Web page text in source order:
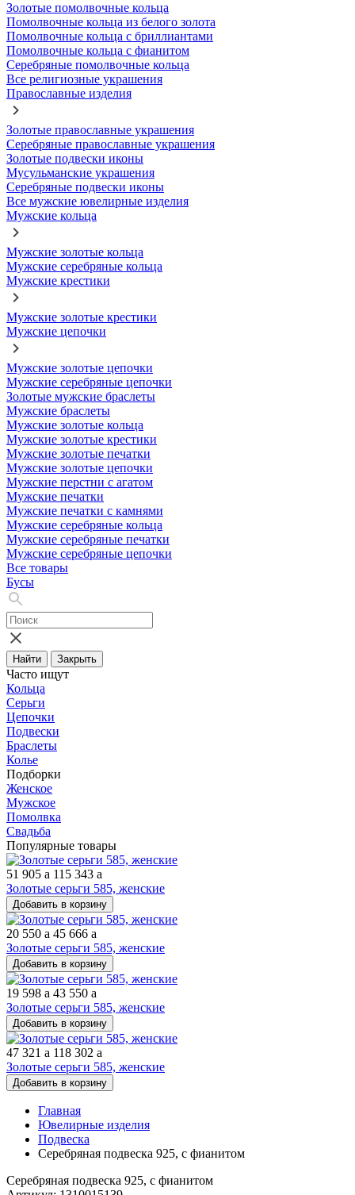
Золотые помолвочные кольца
Помолвочные кольца из белого золота
Помолвочные кольца с бриллиантами
Помолвочные кольца с фианитом
Серебряные помолвочные кольца
Все религиозные украшения
Православные изделия
Золотые православные украшения
Серебряные православные украшения
Золотые подвески иконы
Мусульманские украшения
Серебряные подвески иконы
Все мужские ювелирные изделия
Мужские кольца
Мужские золотые кольца
Мужские серебряные кольца
Мужские крестики
Мужские золотые крестики
Мужские цепочки
Мужские золотые цепочки
Мужские серебряные цепочки
Золотые мужские браслеты
Мужские браслеты
Мужские золотые кольца
Мужские золотые крестики
Мужские золотые печатки
Мужские золотые цепочки
Мужские перстни с агатом
Мужские печатки
Мужские печатки с камнями
Мужские серебряные кольца
Мужские серебряные печатки
Мужские серебряные цепочки
Все товары
Бусы
Найти Закрыть
Часто ищут
Кольца
Серьги
Цепочки
Подвески
Браслеты
Колье
Подборки
Женское
Мужское
Помолвка
Свадьба
Популярные товары
51 905 a 115 343 a
Золотые серьги 585, женские
Добавить в корзину
20 550 a 45 666 a
Золотые серьги 585, женские
Добавить в корзину
19 598 a 43 550 a
Золотые серьги 585, женские
Добавить в корзину
47 321 a 118 302 a
Золотые серьги 585, женские
Добавить в корзину
Главная
Ювелирные изделия
Подвеска
Серебряная подвеска 925, с фианитом
Серебряная подвеска 925, с фианитом